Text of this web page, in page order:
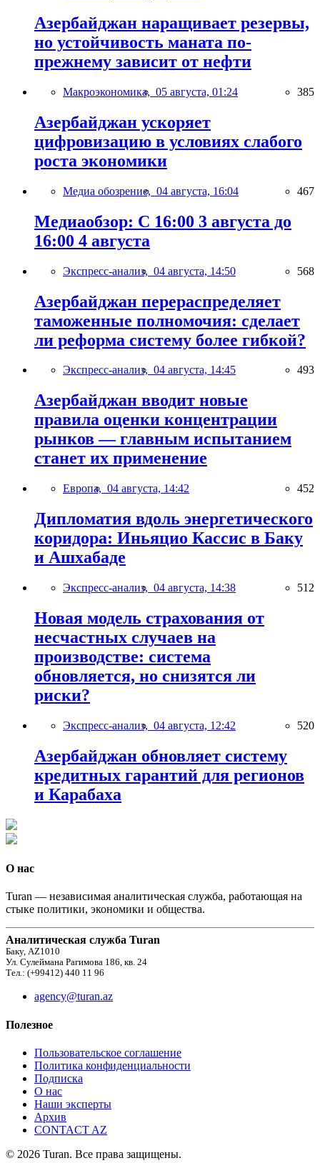
Азербайджан наращивает резервы,
но устойчивость маната по-
прежнему зависит от нефти
Макроэкономика, 05 августа, 01:24 385
Азербайджан ускоряет
цифровизацию в условиях слабого
роста экономики
Медиа обозрение, 04 августа, 16:04 467
Медиаобзор: С 16:00 3 августа до
16:00 4 августа
Экспресс-анализ, 04 августа, 14:50 568
Азербайджан перераспределяет
таможенные полномочия: сделает
ли реформа систему более гибкой?
Экспресс-анализ, 04 августа, 14:45 493
Азербайджан вводит новые
правила оценки концентрации
рынков — главным испытанием
станет их применение
Европа, 04 августа, 14:42 452
Дипломатия вдоль энергетического
коридора: Иньяцио Кассис в Баку
и Ашхабаде
Экспресс-анализ, 04 августа, 14:38 512
Новая модель страхования от
несчастных случаев на
производстве: система
обновляется, но снизятся ли
риски?
Экспресс-анализ, 04 августа, 12:42 520
Азербайджан обновляет систему
кредитных гарантий для регионов
и Карабаха
О нас
Turan — независимая аналитическая служба, работающая на
стыке политики, экономики и общества.
Аналитическая служба Turan
Баку, AZ1010
Ул. Сулеймана Рагимова 186, кв. 24
Тел.: (+99412) 440 11 96
agency@turan.az
Полезное
Пользовательское соглашение
Политика конфиденциальности
Подписка
О нас
Наши эксперты
Архив
CONTACT AZ
© 2026 Turan. Все права защищены.